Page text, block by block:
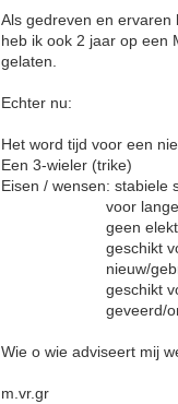
Als gedreven en ervaren
heb ik ook 2 jaar op een
gelaten.
Echter nu:
Het word tijd voor een
Een 3-wieler (trike)
Eisen / wensen: stabiele
voor lange
geen elektrische
geschikt voor
nieuw/gebruikt
geschikt voor
geveerd/
Wie o wie adviseert mij
m.vr.gr